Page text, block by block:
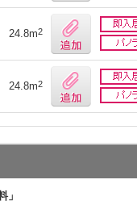
24.8m2
24.8m2
」